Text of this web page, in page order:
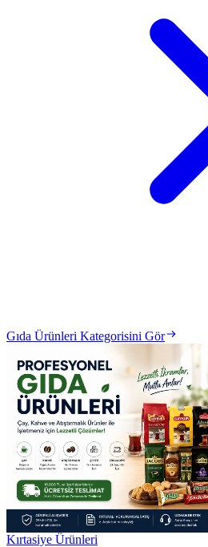
Gıda Ürünleri Kategorisini Gör
Kırtasiye Ürünleri